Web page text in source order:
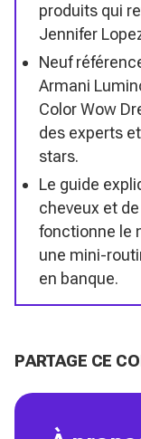
produits qui
Jennifer
Neuf
Armani
Color Wow
des experts
stars.
Le guide
cheveux et
fonctionne le
une mini-
en banque.
PARTAGE CE